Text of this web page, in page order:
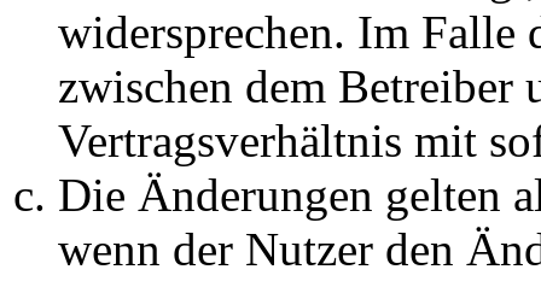
widersprechen. Im Falle
zwischen dem Betreiber
Vertragsverhältnis mit
Die Änderungen gelten
wenn der Nutzer den